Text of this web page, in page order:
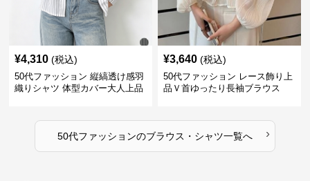
¥4,310 (税込)
50代ファッション 縦縞透け感羽
織りシャツ 体型カバー大人上品
¥3,640 (税込)
50代ファッション レース飾り上
品Ｖ首ゆったり長袖ブラウス
50代ファッションのブラウス・シャツ一覧へ ›